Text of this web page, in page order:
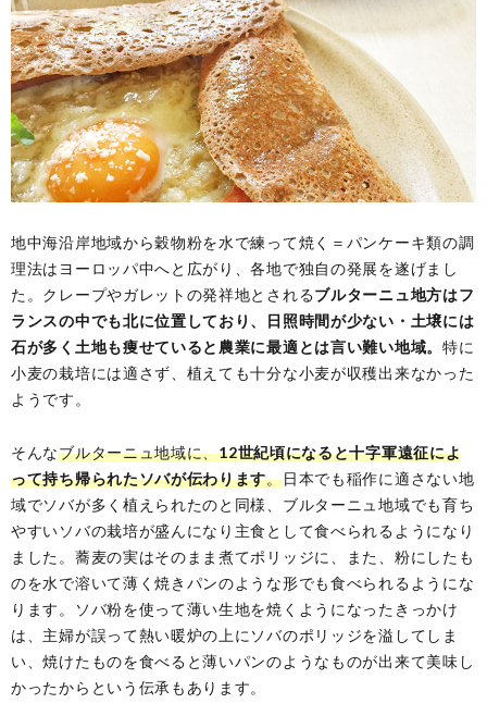
地中海沿岸地域から穀物粉を水で練って焼く＝パンケーキ類の調
理法はヨーロッパ中へと広がり、各地で独自の発展を遂げまし
た。クレープやガレットの発祥地とされるブルターニュ地方はフ
ランスの中でも北に位置しており、日照時間が少ない・土壌には
石が多く土地も痩せていると農業に最適とは言い難い地域。 特に
小麦の栽培には適さず、植えても十分な小麦が収穫出来なかった
ようです。
そんなブルターニュ地域に、12世紀頃になると十字軍遠征によ
って持ち帰られたソバが伝わります。日本でも稲作に適さない地
域でソバが多く植えられたのと同様、ブルターニュ地域でも育ち
やすいソバの栽培が盛んになり主食として食べられるようになり
ました。蕎麦の実はそのまま煮てポリッジに、また、粉にしたも
のを水で溶いて薄く焼きパンのような形でも食べられるようにな
ります。ソバ粉を使って薄い生地を焼くようになったきっかけ
は、主婦が誤って熱い暖炉の上にソバのポリッジを溢してしま
い、焼けたものを食べると薄いパンのようなものが出来て美味し
かったからという伝承もあります。